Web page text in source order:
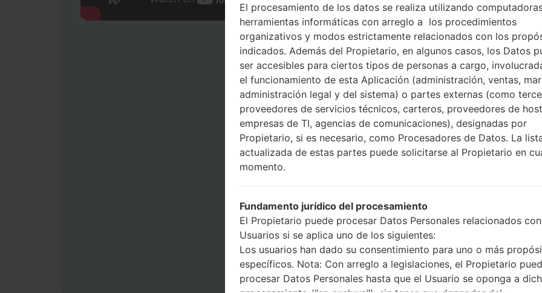
Ahora apague su
Cómo hacer todos los
Presione y
botón de Subir
Presione y
Bajar volumen y
Presione y
botón de Bajar
Conecte un cable
botón de Bixby y la
Presione y
Especifique solo
Automático.
Finalmente, presione
reiniciará y se
El procesamiento de los datos se realiza utilizando
herramientas informáticas con arreglo a los procedimientos
organizativos y modos estrictamente relacionados con los
indicados. Además del Propietario, en algunos casos, los Datos
ser accesibles para ciertos tipos de personas a cargo,
el funcionamiento de esta Aplicación (administración, ventas,
administración legal y del sistema) o partes externas (como
proveedores de servicios técnicos, carteros, proveedores de
empresas de TI, agencias de comunicaciones), designadas por
Propietario, si es necesario, como Procesadores de Datos. La
actualizada de estas partes puede solicitarse al Propietario en
momento.
Fundamento jurídico del procesamiento
El Propietario puede procesar Datos Personales relacionados
Usuarios si se aplica uno de los siguientes:
Los usuarios han dado su consentimiento para uno o más
específicos. Nota: Con arreglo a legislaciones, el Propietario
procesar Datos Personales hasta que el Usuario se oponga a